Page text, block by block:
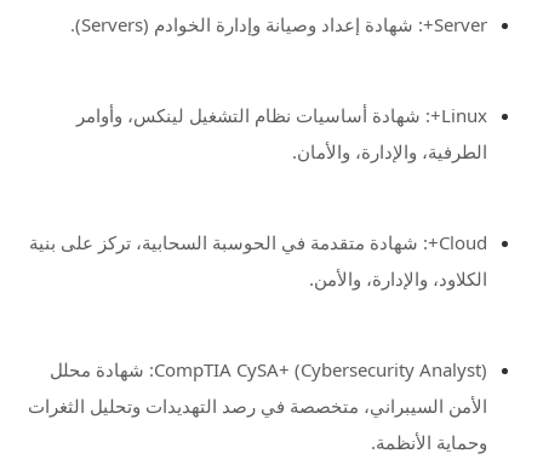
Server+: شهادة إعداد وصيانة وإدارة الخوادم (Servers).
Linux+: شهادة أساسيات نظام التشغيل لينكس، وأوامر
الطرفية، والإدارة، والأمان.
Cloud+: شهادة متقدمة في الحوسبة السحابية، تركز على بنية
الكلاود، والإدارة، والأمن.
CompTIA CySA+ (Cybersecurity Analyst): شهادة محلل
الأمن السيبراني، متخصصة في رصد التهديدات وتحليل الثغرات
وحماية الأنظمة.